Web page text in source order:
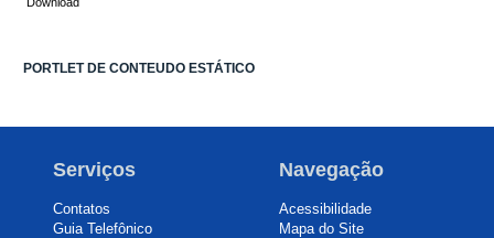
PORTLET DE CONTEUDO ESTÁTICO
Serviços
Contatos
Guia Telefônico
Navegação
Acessibilidade
Mapa do Site